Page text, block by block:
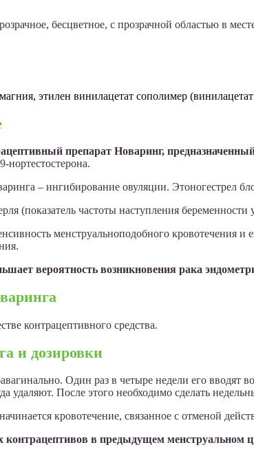
бесцветное, с прозрачной областью в
этилен винилацетат сополимер
препарат Новаринг,
нортестостерона.
– ингибирование овуляции. Этоногестрел
(показатель частоты наступления
менструальноподобного кровотечения
вероятность возникновения рака
контрацептивного средства.
и дозировки
Один раз в четыре недели его вводят
удаляют. После этого необходимо сделать
кровотечение, связанное с отменой
контрацептивов в предыдущем менструальном